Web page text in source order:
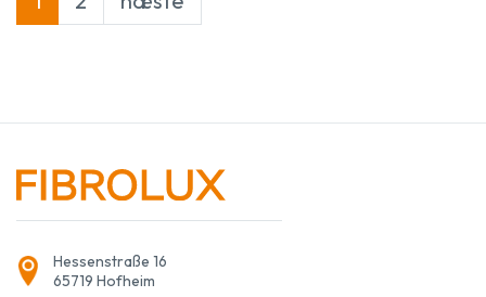
Hessenstraße 16
65719 Hofheim